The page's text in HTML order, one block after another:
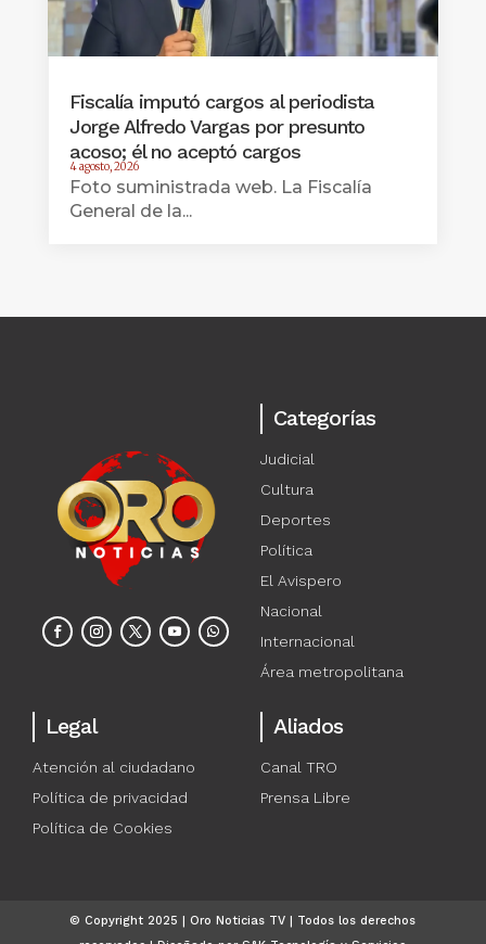
Fiscalía imputó cargos al periodista
Jorge Alfredo Vargas por presunto
acoso; él no aceptó cargos
4 agosto, 2026
Foto suministrada web. La Fiscalía
General de la...
Categorías
Judicial
Cultura
Deportes
Política
El Avispero
Nacional
Internacional
Área metropolitana
Legal
Atención al ciudadano
Política de privacidad
Política de Cookies
Aliados
Canal TRO
Prensa Libre
© Copyright 2025 | Oro Noticias TV | Todos los derechos